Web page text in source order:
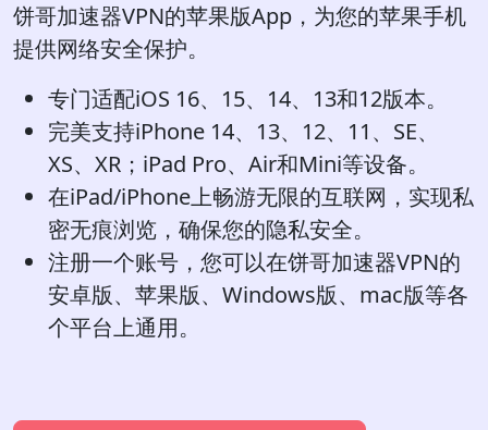
饼哥加速器VPN的苹果版App，为您的苹果手机
提供网络安全保护。
专门适配iOS 16、15、14、13和12版本。
完美支持iPhone 14、13、12、11、SE、
XS、XR；iPad Pro、Air和Mini等设备。
在iPad/iPhone上畅游无限的互联网，实现私
密无痕浏览，确保您的隐私安全。
注册一个账号，您可以在饼哥加速器VPN的
安卓版、苹果版、Windows版、mac版等各
个平台上通用。